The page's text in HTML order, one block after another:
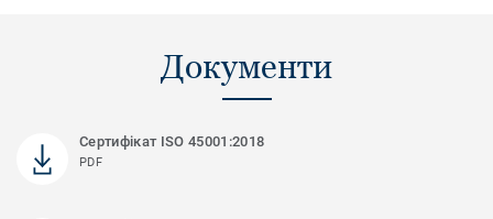
Документи
Сертифікат ISO 45001:2018
PDF